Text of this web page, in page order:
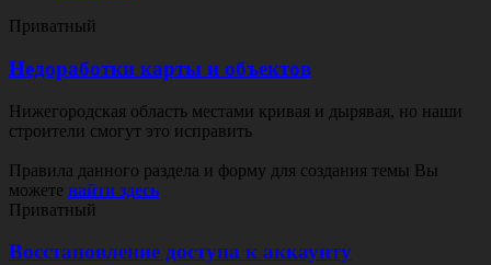
Приватный
Недоработки карты и объектов
Нижегородская область местами кривая и дырявая, но наши
строители смогут это исправить
Правила данного раздела и форму для создания темы Вы
можете найти здесь
Приватный
Восстановление доступа к аккаунту